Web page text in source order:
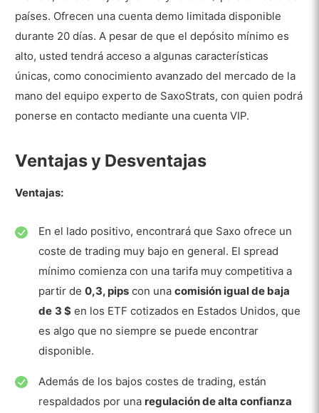
Depósito y Retirada
Moneda Base de la Cuenta
Depósito mínimo de Saxo
Modalidades de depósito
Tarifas por retirada de fondos
Comisiones de Trading
Tarifas nocturnas
Pros
Contras
Divisas
países. Ofrecen una cuenta demo limitada disponible
durante 20 días. A pesar de que el depósito mínimo es
alto, usted tendrá acceso a algunas características
únicas, como conocimiento avanzado del mercado de la
mano del equipo experto de SaxoStrats, con quien podrá
ponerse en contacto mediante una cuenta VIP.
Ventajas y Desventajas
Ventajas:
En el lado positivo, encontrará que Saxo ofrece un
coste de trading muy bajo en general. El spread
mínimo comienza con una tarifa muy competitiva a
partir de 0,3, pipscon una comisión igual de baja
de 3 $en los ETF cotizados en Estados Unidos, que
es algo que no siempre se puede encontrar
disponible.
Además de los bajos costes de trading, están
respaldados por una regulación de alta confianza